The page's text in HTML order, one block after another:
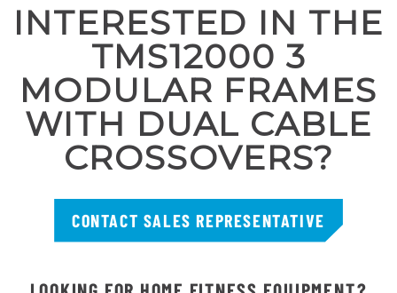
INTERESTED IN THE
TMS12000 3
MODULAR FRAMES
WITH DUAL CABLE
CROSSOVERS?
CONTACT SALES REPRESENTATIVE